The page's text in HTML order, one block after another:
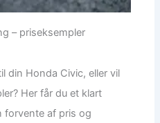
– priseksempler
din Honda Civic, eller vil
Her får du et klart
forvente af pris og